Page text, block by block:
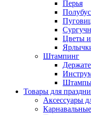
Перья
Цветы и
Штампинг
Товары для
Аксессуары